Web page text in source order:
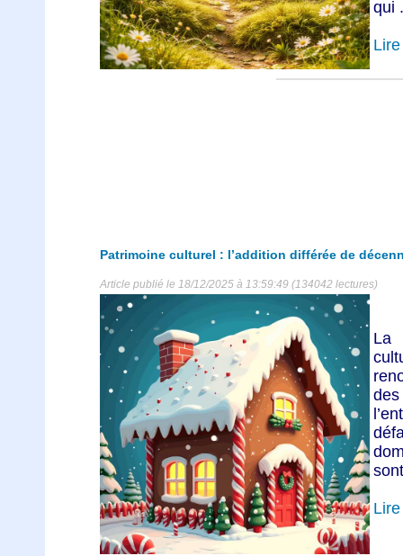
qui
Patrimoine culturel : l’addition différée de
Article publié le 18/12/2025 à 13:59:49 (134042 lectures)
La